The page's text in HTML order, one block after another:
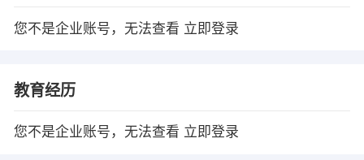
您不是企业账号，无法查看 立即登录
教育经历
您不是企业账号，无法查看 立即登录